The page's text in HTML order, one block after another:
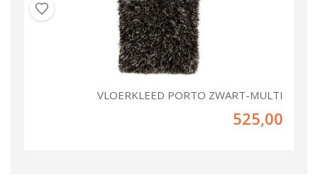
VLOERKLEED PORTO ZWART-MULTI
525,00